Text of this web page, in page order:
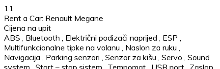
11
Rent a Car: Renault Megane
Cijena na upit
ABS
Bluetooth Električni podizači naprijed ESP
Multifunkcionalne tipke na volanu
Naslon za ruku
Navigacija
Parking senzori Senzor za kišu Servo Sound
system Start – stop sistem Tempomat USB port Zaslon